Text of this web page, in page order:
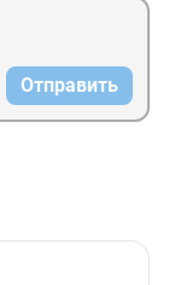
Отправить